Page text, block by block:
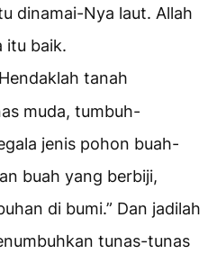
dinamai-Nya laut. Allah
itu baik.
tanah
muda, tumbuh-
jenis pohon buah-
buah yang berbiji,
di bumi.” Dan jadilah
tunas-tunas